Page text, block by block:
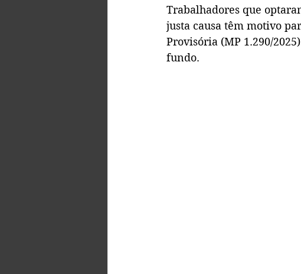
Trabalhadores que
justa causa têm motivo
Provisória (MP 1.290/
fundo.